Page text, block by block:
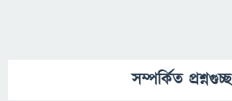
সম্পর্কিত প্রশ্নগুচ্ছ